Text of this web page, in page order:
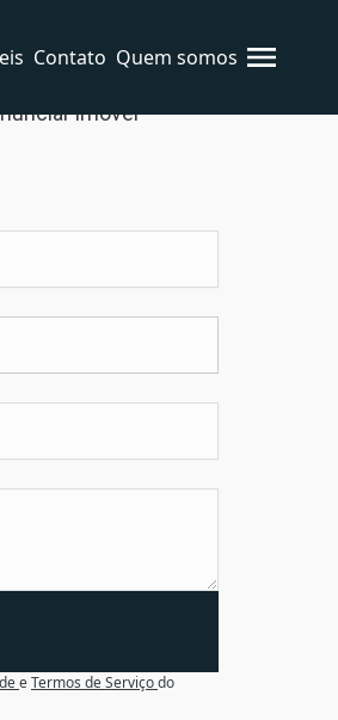
Contato Quem somos
imóvel
eTermos de Serviçodo